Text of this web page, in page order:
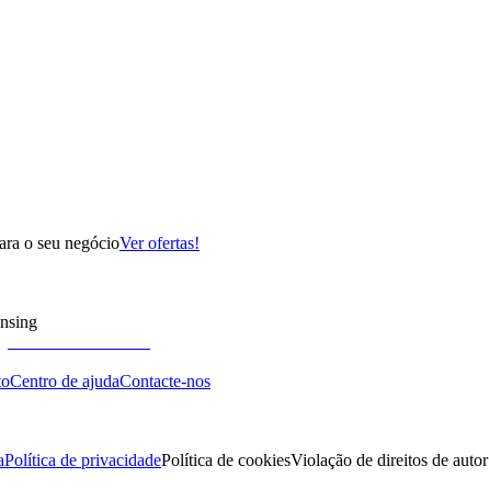
o seu negócioVer ofertas!
Centro de ajudaContacte-nos
Política de privacidadePolítica de cookiesViolação de direitos de autor